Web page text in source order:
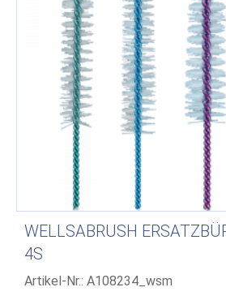
WELLSABRUSH
S
Artikel-Nr.: A108234_wsm